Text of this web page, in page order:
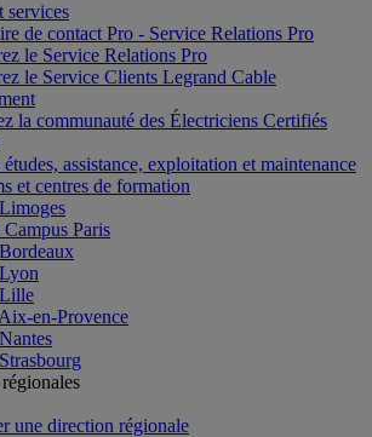
services
de contact Pro - Service Relations Pro
le Service Relations Pro
le Service Clients Legrand Cable
la communauté des Électriciens Certifiés
études, assistance, exploitation et maintenance
et centres de formation
Paris
en-Provence
une direction régionale